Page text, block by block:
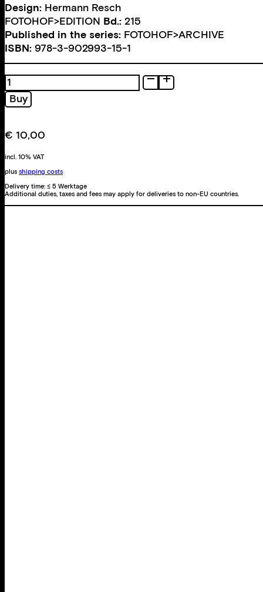
Design: Hermann Resch
FOTOHOF>EDITION Bd.: 215
Published in the series: FOTOHOF>ARCHIVE
ISBN: 978-3-902993-15-1
Doug
Stewart
quantity
Buy
€ 10,00
incl. 10% VAT
plus shipping costs
Delivery time: ≤ 5 Werktage
Additional duties, taxes and fees may apply for deliveries to non-EU countries.